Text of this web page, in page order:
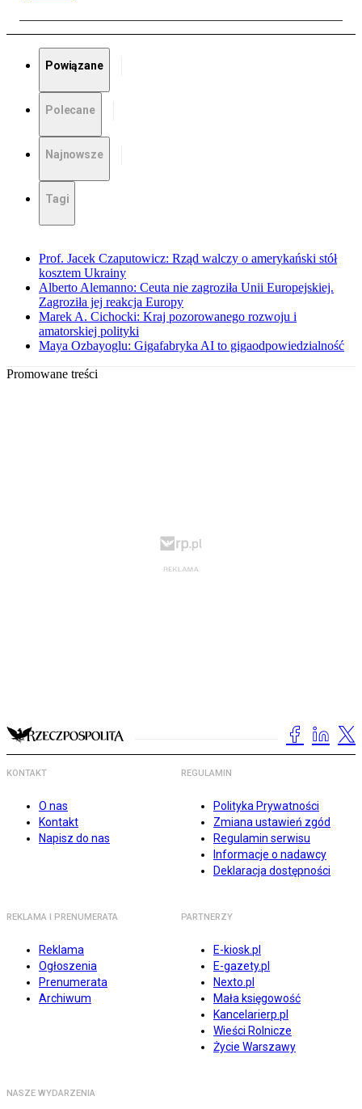
Powiązane
Polecane
Najnowsze
Tagi
Prof. Jacek Czaputowicz: Rząd walczy o amerykański stół
kosztem Ukrainy
Alberto Alemanno: Ceuta nie zagroziła Unii Europejskiej.
Zagroziła jej reakcja Europy
Marek A. Cichocki: Kraj pozorowanego rozwoju i
amatorskiej polityki
Maya Ozbayoglu: Gigafabryka AI to gigaodpowiedzialność
Promowane treści
KONTAKT
O nas
Kontakt
Napisz do nas
REGULAMIN
Polityka Prywatności
Zmiana ustawień zgód
Regulamin serwisu
Informacje o nadawcy
Deklaracja dostępności
REKLAMA I PRENUMERATA
Reklama
Ogłoszenia
Prenumerata
Archiwum
PARTNERZY
E-kiosk.pl
E-gazety.pl
Nexto.pl
Mała księgowość
Kancelarierp.pl
Wieści Rolnicze
Życie Warszawy
NASZE WYDARZENIA